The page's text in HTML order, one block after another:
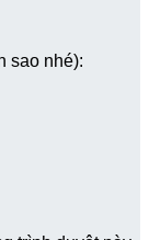
sao nhé):